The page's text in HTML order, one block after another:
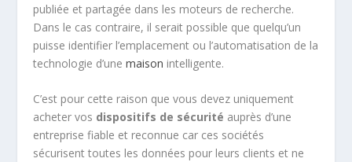
publiée et partagée dans les moteurs de recherche.
Dans le cas contraire, il serait possible que quelqu’un
puisse identifier l’emplacement ou l’automatisation de la
technologie d’unemaison intelligente.
C’est pour cette raison que vous devez uniquement
acheter vos dispositifs de sécurité auprès d’une
entreprise fiable et reconnue car ces sociétés
sécurisent toutes les données pour leurs clients et ne